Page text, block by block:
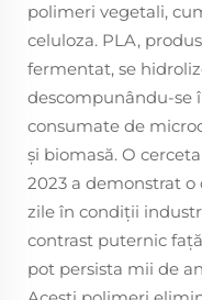
polimeri vegetali,
celuloza. PLA,
fermentat, se
descompunându-se
consumate de
și biomasă. O
2023 a demonstrat
zile în condiții
contrast puternic
pot persista mii de